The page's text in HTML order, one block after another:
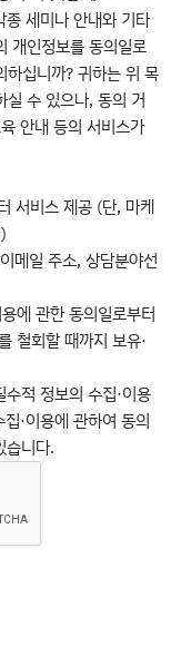
세미나 안내와 기타
개인정보를 동의일로
하십니까? 귀하는 위 목
실 수 있으나, 동의 거
안내 등의 서비스가
서비스 제공 (단, 마케
메일 주소, 상담분야선
에 관한 동의일로부터
철회할 때까지 보유·
적 정보의 수집·이용
·이용에 관하여 동의
습니다.